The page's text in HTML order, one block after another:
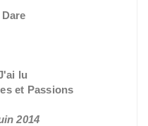
lu
et Passions
2014